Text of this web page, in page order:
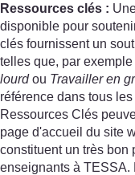
Ressources clés :
disponible pour
clés fournissent un
telles que, par exemple
lourdou Travailler en
référence dans tous
Ressources Clés
page d'accueil du site
constituent un très bon
enseignants à TESSA.